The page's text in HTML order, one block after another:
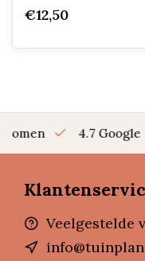
€12,50
bomen 4.7 Google
Veelgestelde